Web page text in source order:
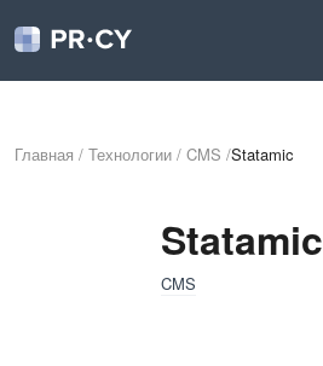
Главная / Технологии / CMS /Statamic
Statamic
CMS